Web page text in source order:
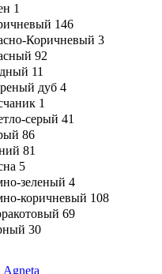
1
146
Коричневый 3
92
11
дуб 4
1
серый 41
86
81
5
зеленый 4
коричневый 108
69
30